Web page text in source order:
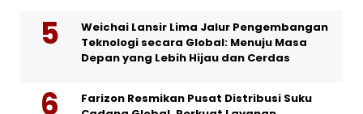
Weichai Lansir Lima Jalur Pengembangan
Teknologi secara Global: Menuju Masa
Depan yang Lebih Hijau dan Cerdas
Farizon Resmikan Pusat Distribusi Suku